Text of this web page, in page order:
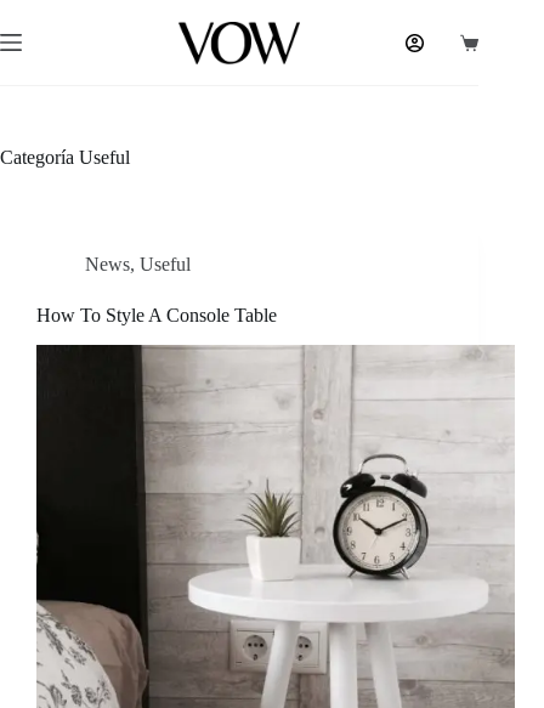
al
contenido
Carrito
Categoría Useful
News, Useful
How To Style A Console Table